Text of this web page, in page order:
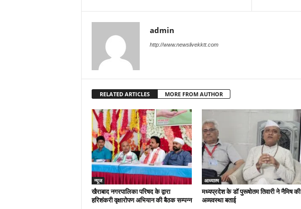
admin
http://www.newslivekktt.com
RELATED ARTICLES MORE FROM AUTHOR
न्यूज
खैराबाद नगरपालिका परिषद के द्वारा
हरिशंकरी वृक्षारोपण अभियान की बैठक सम्पन्न
आध्यात्म
मध्यप्रदेश के डॉ पुरूषोतम तिवारी ने नैमिष की
अव्यवस्था बताई